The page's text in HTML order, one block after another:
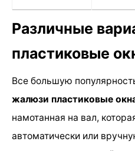
Различные
пластиковые
Все большую
жалюзи пластиковые
намотанная на вал,
автоматически или